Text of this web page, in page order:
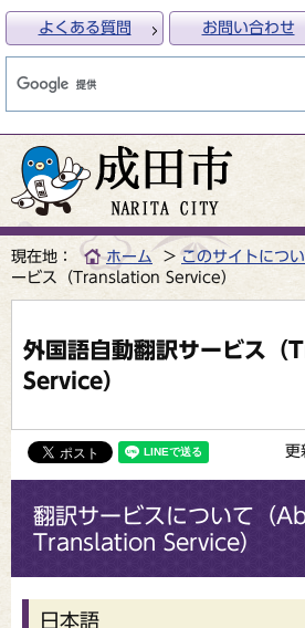
よくある質問 お問い合わせ
現在地： ホーム このサイトにつ
ービス（Translation Service）
外国語自動翻訳サービス
Service）
更
翻訳サービスについて（
Translation Service）
日本語